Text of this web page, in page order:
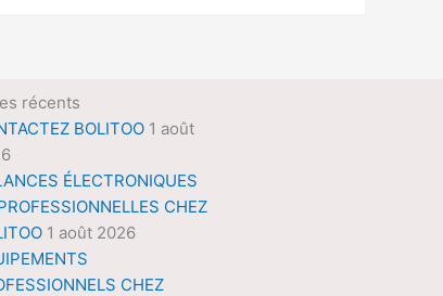
récents
BOLITOO 1 août
ÉLECTRONIQUES
CHEZ
1 août 2026
CHEZ